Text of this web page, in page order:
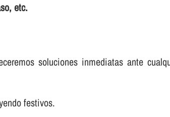
etc.
soluciones inmediatas ante
festivos.